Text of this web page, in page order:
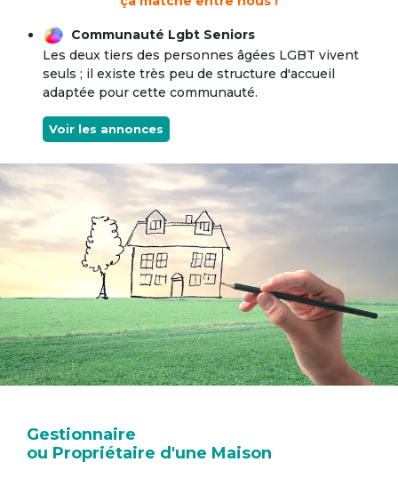
Communauté Lgbt Seniors
Les deux tiers des personnes âgées LGBT vivent
seuls ; il existe très peu de structure d'accueil
adaptée pour cette communauté.
Voir les annonces
Gestionnaire
ou Propriétaire d'une Maison